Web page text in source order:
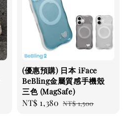
(優惠預購) 日本 iFace
BeBling金屬質感手機殼
三色 (MagSafe)
Sale
NT$ 1,380 Regular
NT$ 1,500